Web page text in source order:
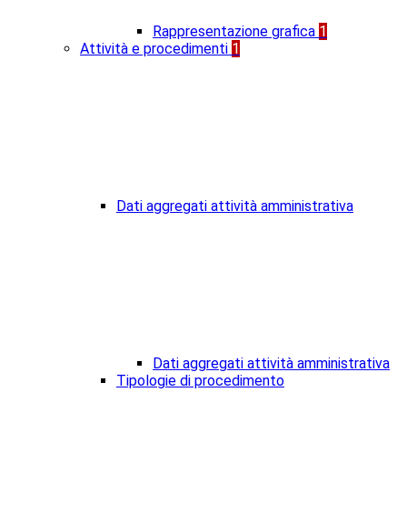
Rappresentazione grafica 1
Attività e procedimenti 1
Dati aggregati attività amministrativa
Dati aggregati attività amministrativa
Tipologie di procedimento